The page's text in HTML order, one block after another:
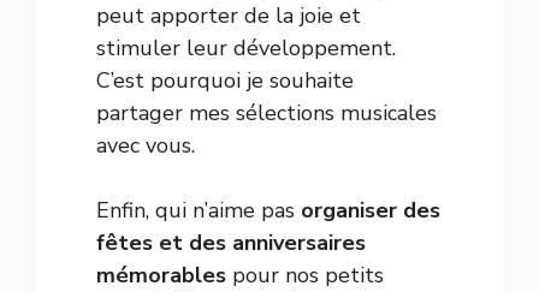
peut apporter de la joie et
stimuler leur développement.
C’est pourquoi je souhaite
partager mes sélections musicales
avec vous.
Enfin, qui n’aime pas organiser des
fêtes et des anniversaires
mémorables pour nos petits